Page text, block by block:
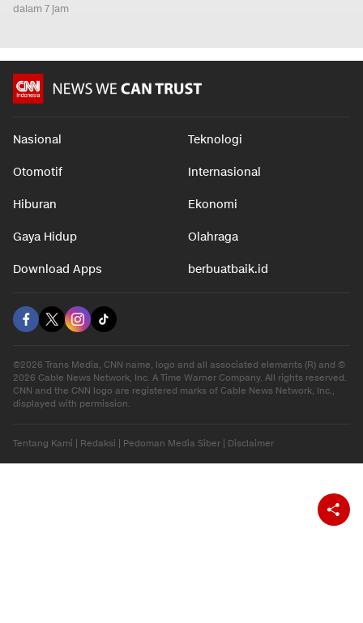
dalam 7 jam
Nasional Teknologi
Otomotif Internasional
Hiburan Ekonomi
Gaya Hidup Olahraga
Download Apps berbuatbaik.id
©2026 Trans Media, CNN name, logo and all associated elements (R) and ©
2026 Cable News Network, Inc. A Time Warner Company. All rights reserved.
CNN and the CNN logo are registered marks of Cable News Network, Inc.,
displayed with permission.
Tentang Kami | Redaksi | Pedoman Media Siber | Disclaimer